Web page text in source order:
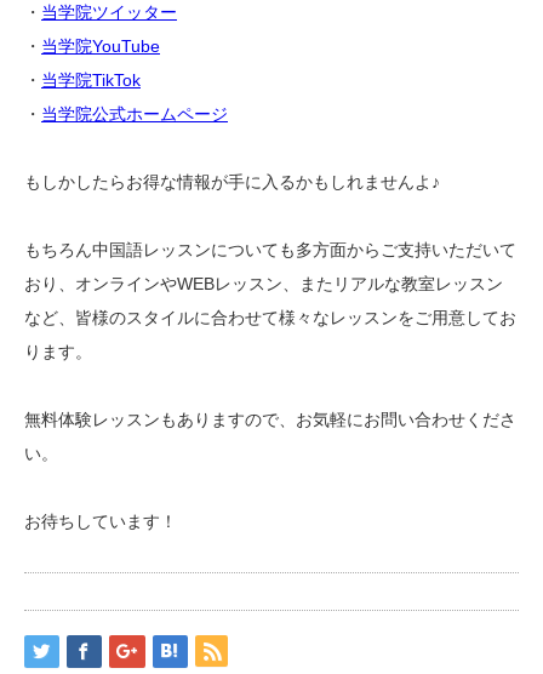
・ 当学院ツイッター
・ 当学院YouTube
・ 当学院TikTok
・ 当学院公式ホームページ
もしかしたらお得な情報が手に入るかもしれませんよ♪
もちろん中国語レッスンについても多方面からご支持いただいて
おり、オンラインやWEBレッスン、またリアルな教室レッスン
など、皆様のスタイルに合わせて様々なレッスンをご用意してお
ります。
無料体験レッスンもありますので、お気軽にお問い合わせくださ
い。
お待ちしています！